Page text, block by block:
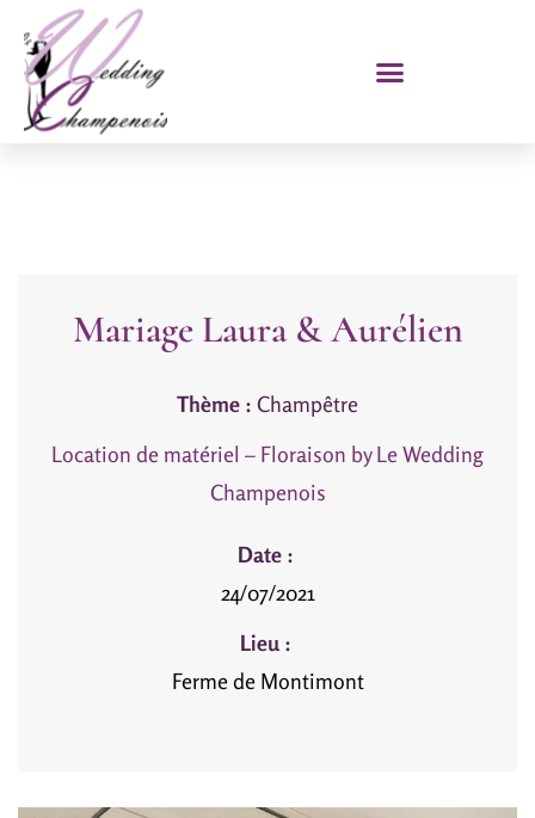
Mariage Laura & Aurélien
Thème : Champêtre
Location de matériel – Floraison by Le Wedding
Champenois
Date :
24/07/2021
Lieu :
Ferme de Montimont